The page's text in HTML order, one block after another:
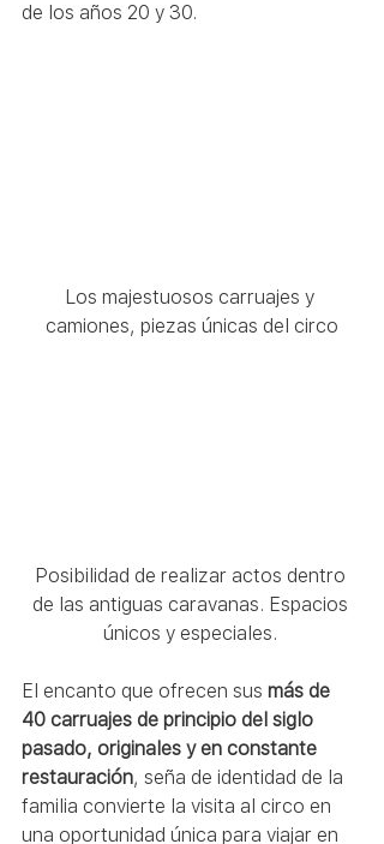
de los años 20 y 30.
Los majestuosos carruajes y
camiones, piezas únicas del circo
Posibilidad de realizar actos dentro
de las antiguas caravanas. Espacios
únicos y especiales.
El encanto que ofrecen sus más de
40 carruajes de principio del siglo
pasado, originales y en constante
restauración, seña de identidad de la
familia convierte la visita al circo en
una oportunidad única para viajar en